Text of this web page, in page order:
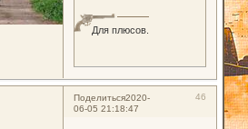
Для плюсов.
Поделиться 46
2020-
06-05 21:18:47